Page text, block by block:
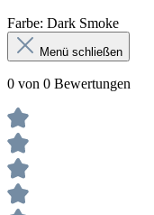
Farbe: Dark Smoke
Menü schließen
0 von 0 Bewertungen